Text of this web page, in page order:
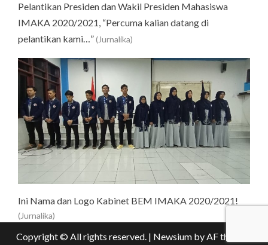
Pelantikan Presiden dan Wakil Presiden Mahasiswa
IMAKA 2020/2021, “Percuma kalian datang di
pelantikan kami…”(Jurnalika)
Ini Nama dan Logo Kabinet BEM IMAKA 2020/2021!
(Jurnalika)
Copyright © All rights reserved. | Newsium by AF themes.